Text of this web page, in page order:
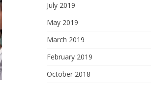
July 2019
May 2019
March 2019
February 2019
October 2018